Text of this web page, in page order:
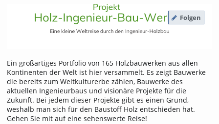
Folgen
Ein großartiges Portfolio von 165 Holzbauwerken aus allen
Kontinenten der Welt ist hier versammelt. Es zeigt Bauwerke
die bereits zum Weltkulturerbe zählen, Bauwerke des
aktuellen Ingenieurbaus und visionäre Projekte für die
Zukunft. Bei jedem dieser Projekte gibt es einen Grund,
weshalb man sich für den Baustoff Holz entschieden hat.
Gehen Sie mit auf eine sehenswerte Reise!